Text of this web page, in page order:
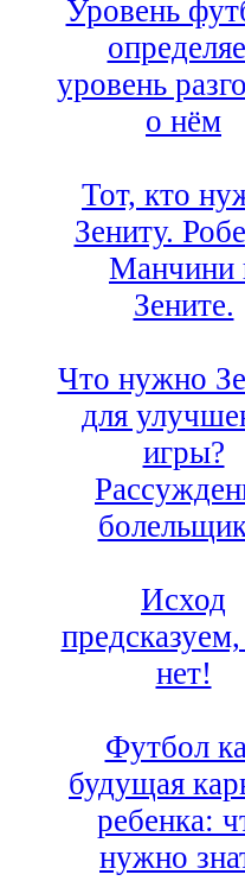
Уровень
уровень
о нём
Тот, кто
Зениту.
Манчини
Зените.
Что нужно
для
игры?
Исход
предсказуем,
нет!
Футбол
будущая
ребенка:
нужно